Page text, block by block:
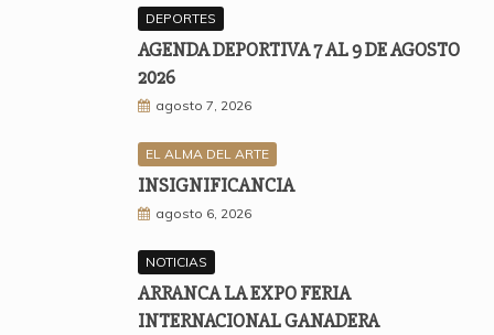
DEPORTES
AGENDA DEPORTIVA 7 AL 9 DE AGOSTO
2026
agosto 7, 2026
EL ALMA DEL ARTE
INSIGNIFICANCIA
agosto 6, 2026
NOTICIAS
ARRANCA LA EXPO FERIA
INTERNACIONAL GANADERA